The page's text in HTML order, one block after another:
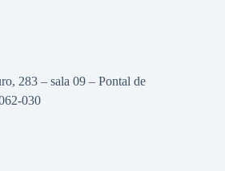
283 – sala 09 – Pontal de
030